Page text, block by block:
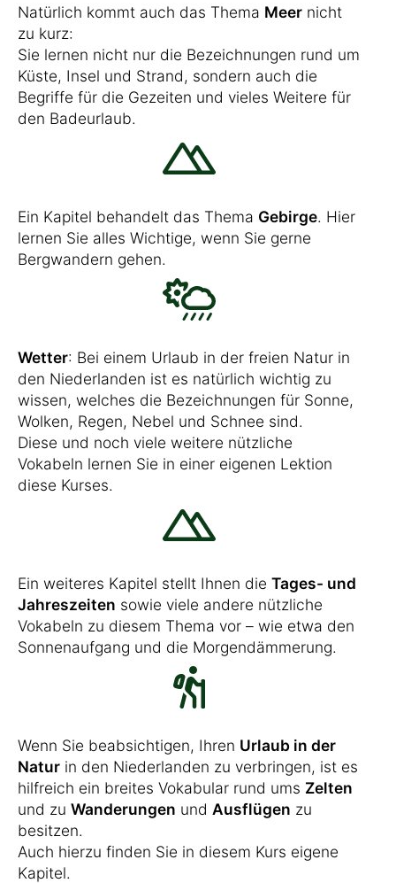
Natürlich kommt auch das Thema Meer nicht
zu kurz:
Sie lernen nicht nur die Bezeichnungen rund um
Küste, Insel und Strand, sondern auch die
Begriffe für die Gezeiten und vieles Weitere für
den Badeurlaub.
Ein Kapitel behandelt das Thema Gebirge. Hier
lernen Sie alles Wichtige, wenn Sie gerne
Bergwandern gehen.
Wetter: Bei einem Urlaub in der freien Natur in
den Niederlanden ist es natürlich wichtig zu
wissen, welches die Bezeichnungen für Sonne,
Wolken, Regen, Nebel und Schnee sind.
Diese und noch viele weitere nützliche
Vokabeln lernen Sie in einer eigenen Lektion
diese Kurses.
Ein weiteres Kapitel stellt Ihnen die Tages- und
Jahreszeiten sowie viele andere nützliche
Vokabeln zu diesem Thema vor – wie etwa den
Sonnenaufgang und die Morgendämmerung.
Wenn Sie beabsichtigen, Ihren Urlaub in der
Natur in den Niederlanden zu verbringen, ist es
hilfreich ein breites Vokabular rund ums Zelten
und zu Wanderungen und Ausflügen zu
besitzen.
Auch hierzu finden Sie in diesem Kurs eigene
Kapitel.